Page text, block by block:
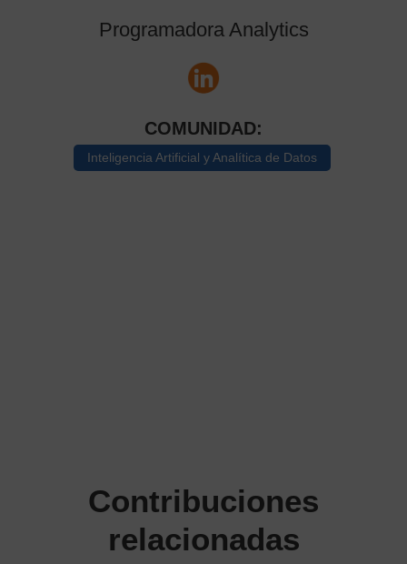
Programadora Analytics
COMUNIDAD:
Inteligencia Artificial y Analítica de Datos
Contribuciones
relacionadas